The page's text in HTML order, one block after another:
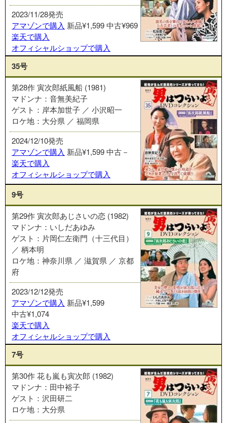
2023/11/28発売
アマゾンで購入 新品¥1,599中古¥969
楽天で購入
オフィシャルショップで購入
35号
第28作 寅次郎紙風船 (1981)
マドンナ：音無美紀子
ゲスト：岸本加世子 ／ 小沢昭一
ロケ地：大分県 ／ 福岡県
2024/12/10発売
アマゾンで購入 新品¥1,599中古－
楽天で購入
オフィシャルショップで購入
9号
第29作 寅次郎あじさいの恋 (1982)
マドンナ：いしだあゆみ
ゲスト：片岡仁左衛門（十三代目）
／ 柄本明
ロケ地：神奈川県 ／ 滋賀県 ／ 京都
府
2023/12/12発売
アマゾンで購入 新品¥1,599
中古¥1,074
楽天で購入
オフィシャルショップで購入
7号
第30作 花も嵐も寅次郎 (1982)
マドンナ：田中裕子
ゲスト：沢田研二
ロケ地：大分県